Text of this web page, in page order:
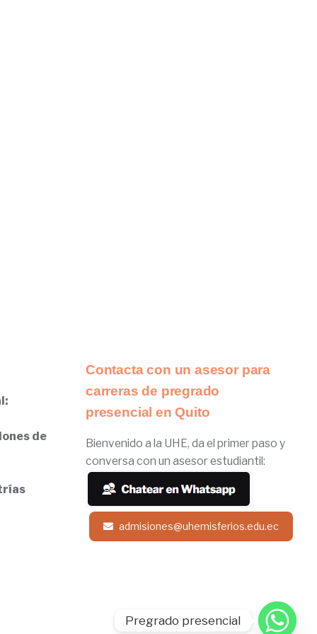
de
Contacta con un asesor para
carreras de pregrado
presencial en Quito
Bienvenido a la UHE, da el primer paso y
conversa con un asesor estudiantil:
admisiones@uhemisferios.edu.ec
Pregrado presencial